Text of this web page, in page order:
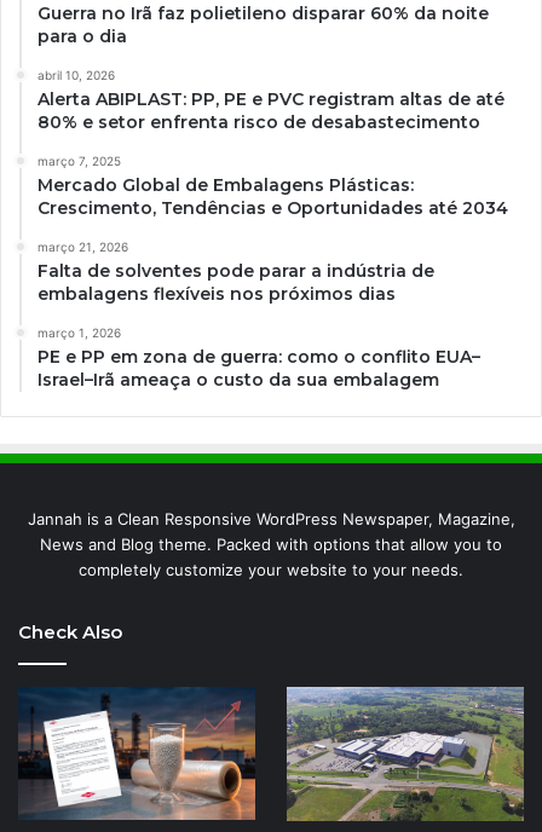
Guerra no Irã faz polietileno disparar 60% da noite
para o dia
abril 10, 2026
Alerta ABIPLAST: PP, PE e PVC registram altas de até
80% e setor enfrenta risco de desabastecimento
março 7, 2025
Mercado Global de Embalagens Plásticas:
Crescimento, Tendências e Oportunidades até 2034
março 21, 2026
Falta de solventes pode parar a indústria de
embalagens flexíveis nos próximos dias
março 1, 2026
PE e PP em zona de guerra: como o conflito EUA–
Israel–Irã ameaça o custo da sua embalagem
Jannah is a Clean Responsive WordPress Newspaper, Magazine,
News and Blog theme. Packed with options that allow you to
completely customize your website to your needs.
Check Also